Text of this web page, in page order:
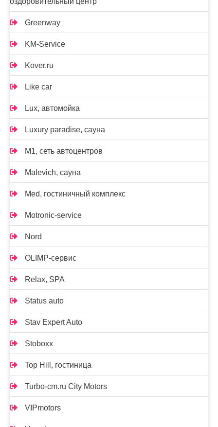
Greenway
KM-Service
Kover.ru
Like car
Lux, автомойка
Luxury paradise, сауна
M1, сеть автоцентров
Malevich, сауна
Med, гостиничный комплекс
Motronic-service
Nord
OLIMP-сервис
Relax, SPA
Status auto
Stav Expert Auto
Stoboxx
Top Hill, гостиница
Turbo-cm.ru City Motors
VIPmotors